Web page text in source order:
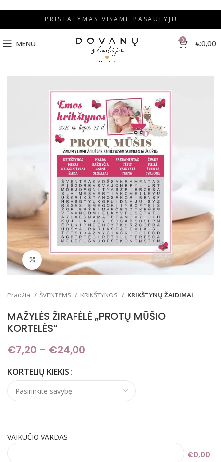
P R I S T A T Y M A S V I S A M E P A S A U L Y J E!
MENU 0 €0,00
Padidinti
Pradžia ŠVENTĖMS KRIKŠTYNOS KRIKŠTYNŲ ŽAIDIMAI
MAŽYLĖS ŽIRAFĖLĖ „PROTŲ MŪŠIO
KORTELĖS“
€7,20 – €24,00
KORTELIŲ KIEKIS
VAIKUČIO VARDAS
€0,00